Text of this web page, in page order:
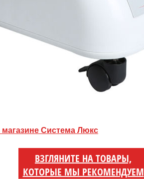
Система Люкс
ВЗГЛЯНИТЕ НА ТОВАРЫ,
КОТОРЫЕ МЫ РЕКОМЕНДУЕМ